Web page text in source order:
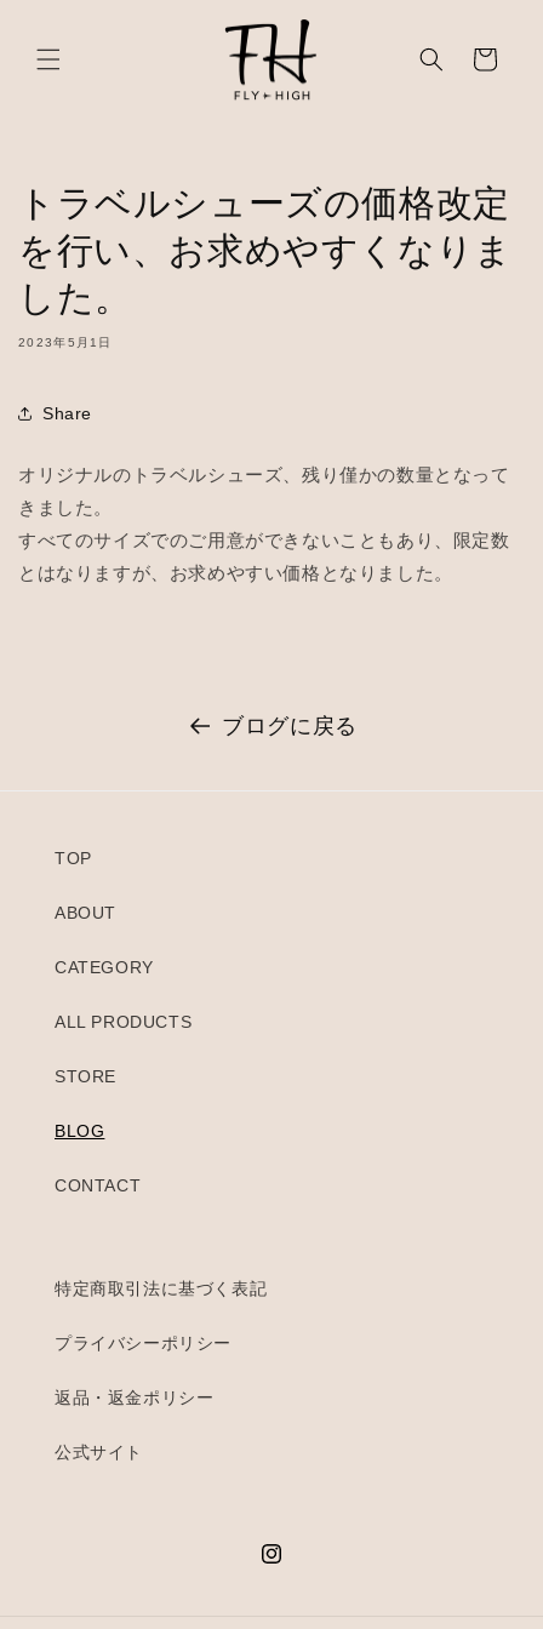
ー
トラベルシューズの価格改定
を行い、お求めやすくなりま
した。
2023年5月1日
Share
オリジナルのトラベルシューズ、残り僅かの数量となって
きました。
すべてのサイズでのご用意ができないこともあり、限定数
とはなりますが、お求めやすい価格となりました。
ブログに戻る
TOP
ABOUT
CATEGORY
ALL PRODUCTS
STORE
BLOG
CONTACT
特定商取引法に基づく表記
プライバシーポリシー
返品・返金ポリシー
公式サイト
Instagram